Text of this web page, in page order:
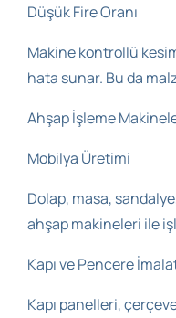
Düşük Fire Oranı
Makine kontrollü
hata sunar. Bu da
Ahşap İşleme
Mobilya Üretimi
Dolap, masa,
ahşap makineleri ile
Kapı ve Pencere
Kapı panelleri,